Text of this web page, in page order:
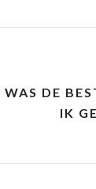
WAS DE
IK